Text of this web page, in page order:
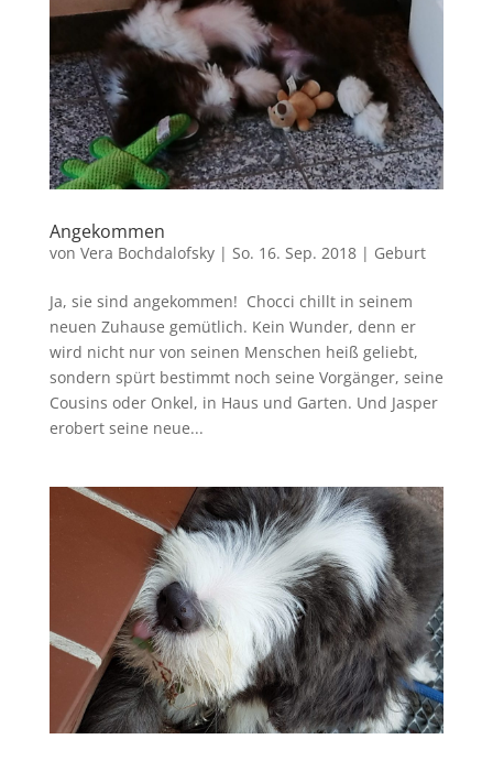
Angekommen
von Vera Bochdalofsky| So. 16. Sep. 2018| Geburt
Ja, sie sind angekommen! Chocci chillt in seinem
neuen Zuhause gemütlich. Kein Wunder, denn er
wird nicht nur von seinen Menschen heiß geliebt,
sondern spürt bestimmt noch seine Vorgänger, seine
Cousins oder Onkel, in Haus und Garten. Und Jasper
erobert seine neue...